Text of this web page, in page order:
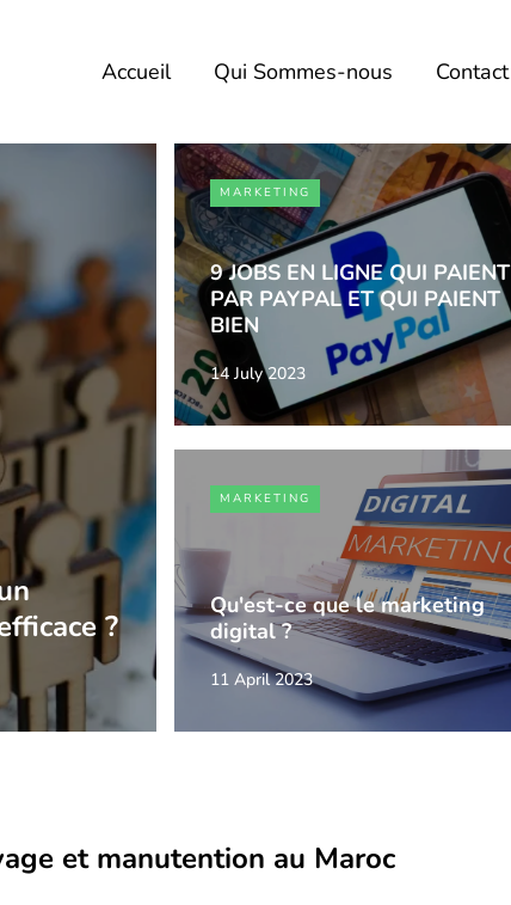
Accueil Qui Sommes-nous Contact
?
MARKETING
9 JOBS EN LIGNE QUI PAIENT
PAR PAYPAL ET QUI PAIENT
BIEN
14 July 2023
MARKETING
Qu'est-ce que le marketing
digital ?
11 April 2023
et manutention au Maroc